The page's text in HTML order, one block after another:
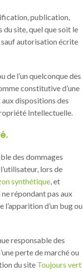
publication,
site, quel que soit le
autorisation écrite
de l’un quelconque des
constitutive d’une
dispositions des
Intellectuelle.
des dommages
lors de
synthétique, et
répondant pas aux
d’un bug ou
responsable des
perte de marché ou
du site Toujours vert